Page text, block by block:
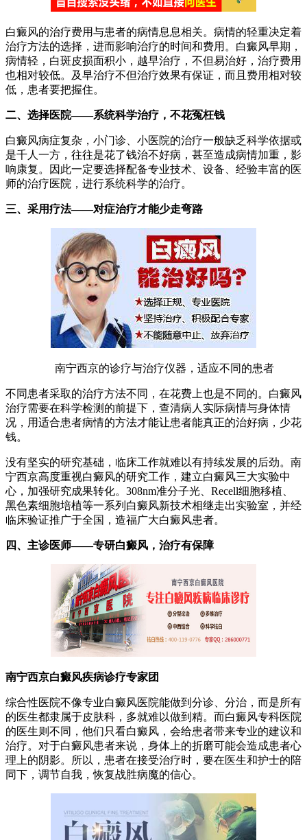
白癜风的治疗费用与患者的病情息息相关。病情的轻重决定着
治疗方法的选择，进而影响治疗的时间和费用。白癜风早期，
病情轻，白斑皮损面积小，越早治疗，不但易治好，治疗费用
也相对较低。及早治疗不但治疗效果有保证，而且费用相对较
低，患者要把握住。
二、选择医院——系统科学治疗，不花冤枉钱
白癜风病症复杂，小门诊、小医院的治疗一般缺乏科学依据或
是千人一方，往往是花了钱治不好病，甚至造成病情加重，影
响康复。因此一定要选择配备专业技术、设备、经验丰富的医
师的治疗医院，进行系统科学的治疗。
三、采用疗法——对症治疗才能少走弯路
南宁西京的诊疗与治疗仪器，适应不同的患者
不同患者采取的治疗方法不同，在花费上也是不同的。白癜风
治疗需要在科学检测的前提下，查清病人实际病情与身体情
况，用适合患者病情的方法才能让患者能真正的治好病，少花
钱。
没有坚实的研究基础，临床工作就难以有持续发展的后劲。南
宁西京高度重视白癜风的研究工作，建立白癜风三大实验中
心，加强研究成果转化。308nm准分子光、Recell细胞移植、
黑色素细胞培植等一系列白癜风新技术相继走出实验室，并经
临床验证推广于全国，造福广大白癜风患者。
四、主诊医师——专研白癜风，治疗有保障
南宁西京白癜风疾病诊疗专家团
综合性医院不像专业白癜风医院能做到分诊、分治，而是所有
的医生都隶属于皮肤科，多就难以做到精。而白癜风专科医院
的医生则不同，他们只看白癜风，会给患者带来专业的建议和
治疗。对于白癜风患者来说，身体上的折磨可能会造成患者心
理上的阴影。所以，患者在接受治疗时，要在医生和护士的陪
同下，调节自我，恢复战胜病魔的信心。